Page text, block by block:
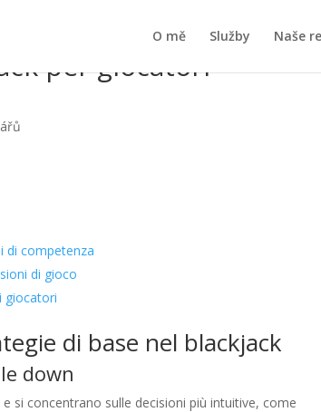
O mě Služby Naše
per giocatori
di competenza
di gioco
giocatori
di base nel blackjack
down
si concentrano sulle decisioni più intuitive, come